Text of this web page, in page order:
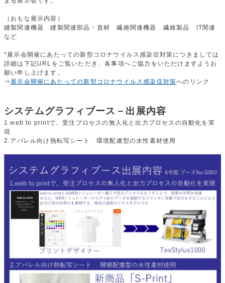
（おもな展示内容）
縫製関連機器 縫製関連部品・資材 繊維関連機器 繊維製品 IT関連
など
*展示会開催にあたっての新型コロナウイルス感染症対策につきましては
詳細は下記URLをご覧いただき、各事項へご協力をいただけますようお
願い申し上げます。
⇒ 展示会開催にあたっての新型コロナウイルス感染症対策へのリンク
システムグラフィブース－出展内容
1.web to printで、受注プロセスの無人化と出力プロセスの自動化を実
現
2.アパレル向け熱転写シート 環境配慮型の水性素材使用